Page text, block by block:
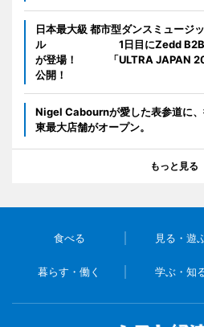
日本最大級 都市型ダンスミュージ
ル 1日目にZedd B2B
が登場！ 「ULTRA JAPAN
公開！
Nigel Cabournが愛した表参道に、
東最大店舗がオープン。
もっと見る
食べる 見る・遊
暮らす・働く 学ぶ・知